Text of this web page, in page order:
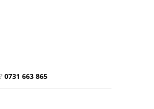
0731 663 865